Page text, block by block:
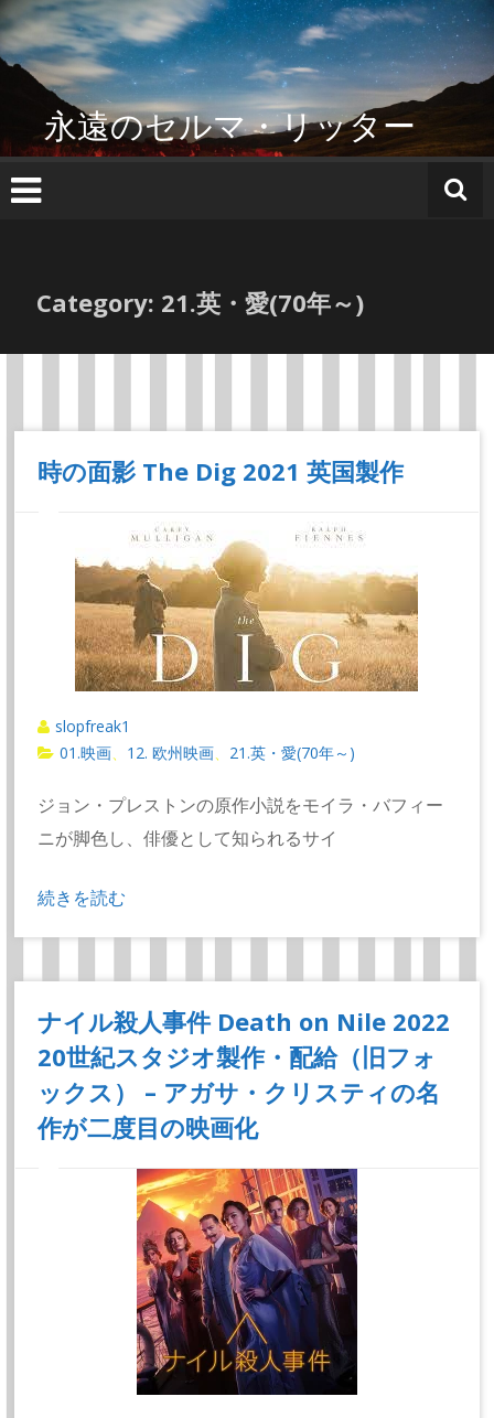
コ
ン
テ
へ
ス
キ
永遠のセルマ・リッター
Category: 21.英・愛(70年～)
時の面影 The Dig 2021 英国製作
slopfreak1
01.映画
12. 欧州映画 21.英・愛(70年～)
ジョン・プレストンの原作小説をモイラ・バフィー
ニが脚色し、俳優として知られるサイ
続きを読む
ナイル殺人事件 Death on Nile 2022
20世紀スタジオ製作・配給（旧フォ
ックス） – アガサ・クリスティの名
作が二度目の映画化